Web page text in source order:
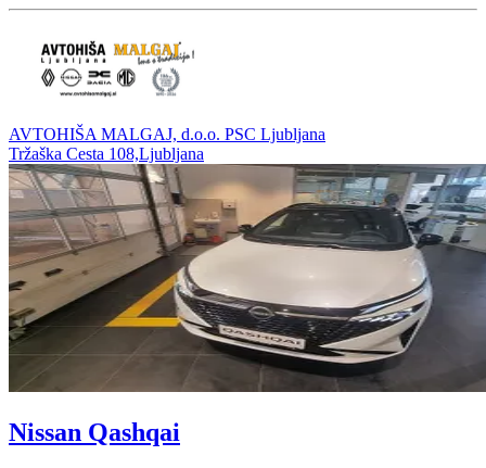
AVTOHIŠA MALGAJ, d.o.o. PSC Ljubljana
Tržaška Cesta 108,Ljubljana
Nissan Qashqai